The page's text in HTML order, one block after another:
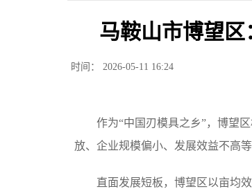
马鞍山市博望
时间： 2026-05-11 16:24
作为“中国刃模具之乡”，博望区
放、企业规模偏小、发展效益不高
直面发展短板，博望区以亩均效